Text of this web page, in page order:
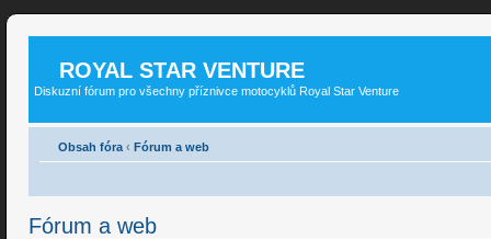
ROYAL STAR VENTURE
Diskuzní fórum pro všechny příznivce motocyklů Royal Star Venture
Obsah fóra ‹ Fórum a web
Fórum a web